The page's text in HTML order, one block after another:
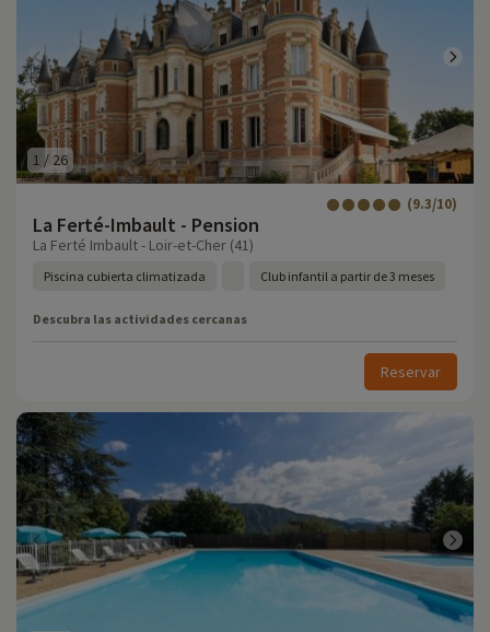
1 / 26
La Ferté-Imbault - Pension
(9.3/10)
La Ferté Imbault - Loir-et-Cher (41)
Piscina cubierta climatizada Club infantil a partir de 3 meses
Descubra las actividades cercanas
Reservar